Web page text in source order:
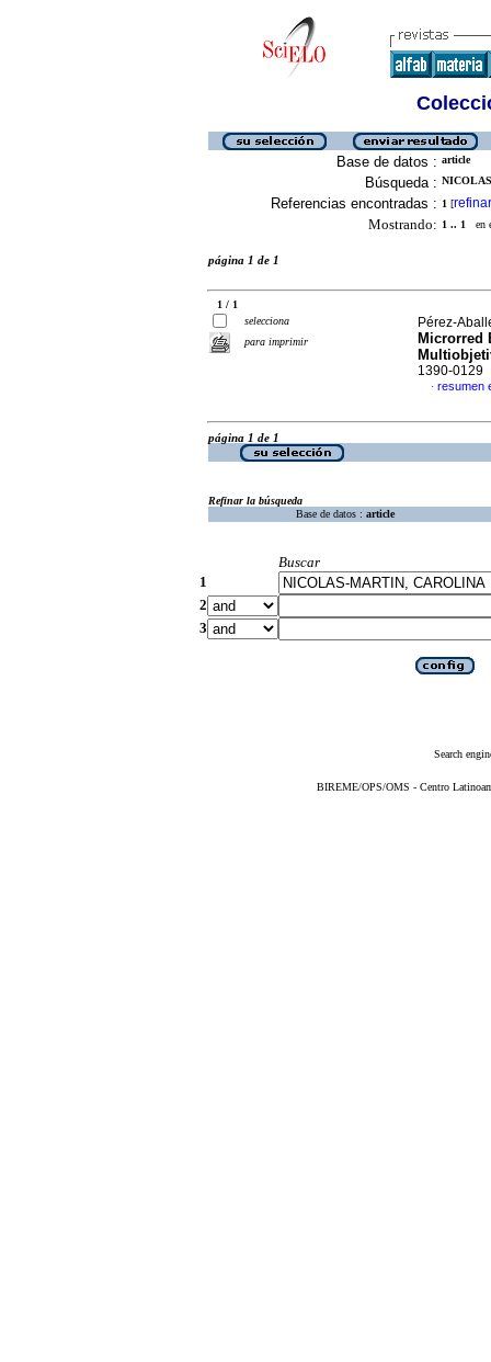
Base de datos : article
Búsqueda :
Referencias encontradas : 1 [refinar
Mostrando: 1 .. 1 en
página 1 de 1
1 / 1
selecciona
para imprimir
Pérez-
Microrred
1390-0129
· resumen
página 1 de 1
Refinar la búsqueda
Base de datos : article
Buscar
1
2
3
Search
BIREME/OPS/OMS - Centro